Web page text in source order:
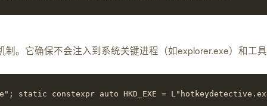
。它确保不会注入到系统关键进程（如explorer.exe）和工
static constexpr auto HKD_EXE =